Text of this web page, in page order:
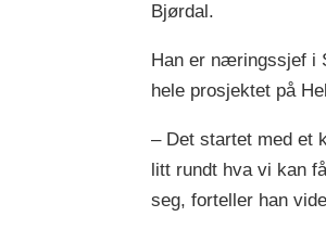
Bjørdal.
Han er næringssjef i
hele prosjektet på
– Det startet med et
litt rundt hva vi kan
seg, forteller han